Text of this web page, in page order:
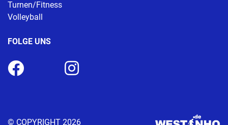
Turnen/Fitness
Volleyball
FOLGE UNS
© COPYRIGHT 2026